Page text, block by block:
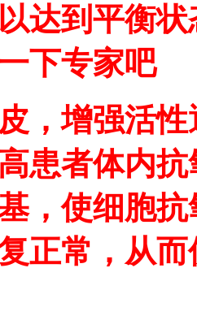
达到平衡
下专家吧
，增强活
患者体内
，使细胞
正常，从